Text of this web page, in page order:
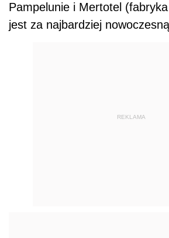
Pampelunie i Mertotel
jest za najbardziej
REKLAMA